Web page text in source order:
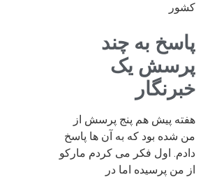
کشور
پاسخ به چند
پرسش یک
خبرنگار
هفته پیش هم پنج پرسش از
من شده بود که به آن ها پاسخ
دادم. اول فکر می کردم مارکو
از من پرسیده اما در